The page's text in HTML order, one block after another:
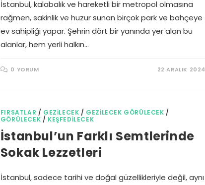
İstanbul, kalabalık ve hareketli bir metropol olmasına
rağmen, sakinlik ve huzur sunan birçok park ve bahçeye
ev sahipliği yapar. Şehrin dört bir yanında yer alan bu
alanlar, hem yerli halkın…
0 YORUM 22 ARALIK 2024
FIRSATLAR / GEZILECEK / GEZILECEK GÖRÜLECEK /
GÖRÜLECEK / KEŞFEDILECEK
İstanbul’un Farklı Semtlerinde
Sokak Lezzetleri
İstanbul, sadece tarihi ve doğal güzellikleriyle değil, aynı